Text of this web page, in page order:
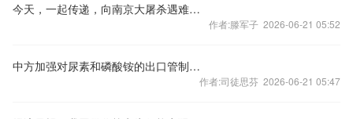
今天，一起传递，向南京大屠杀遇难同胞致哀！
作者:滕军子 2026-06-21 05:52
中方加强对尿素和磷酸铵的出口管制？外交部回应
作者:司徒思芬 2026-06-21 05:47